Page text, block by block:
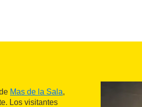
Mas de la Sala,
Los visitantes